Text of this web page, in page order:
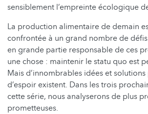
sensiblement l’empreinte écologique
La production alimentaire de demain
confrontée à un grand nombre de
en grande partie responsable de ces
une chose : maintenir le statu quo est
Mais d’innombrables idées et
d’espoir existent. Dans les trois
cette série, nous analyserons de plus
prometteuses.